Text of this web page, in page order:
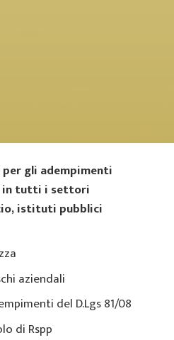
gli adempimenti
in tutti i settori
istituti pubblici
aziendali
del D.Lgs 81/08
di Rspp